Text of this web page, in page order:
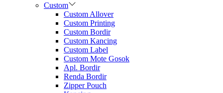
Custom
Custom Allover
Custom Printing
Custom Bordir
Custom Kancing
Custom Label
Custom Mote Gosok
Apl. Bordir
Renda Bordir
Zipper Pouch